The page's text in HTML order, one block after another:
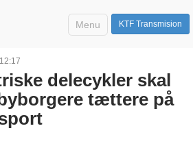
KTF Transmision
Menu
delecykler skal
tættere på